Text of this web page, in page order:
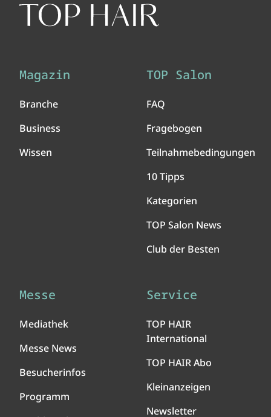
Magazin
Branche
Business
Wissen
TOP Salon
FAQ
Fragebogen
Teilnahmebedingungen
10 Tipps
Kategorien
TOP Salon News
Club der Besten
Messe
Mediathek
Messe News
Besucherinfos
Programm
Service
TOP HAIR
International
TOP HAIR Abo
Kleinanzeigen
Newsletter